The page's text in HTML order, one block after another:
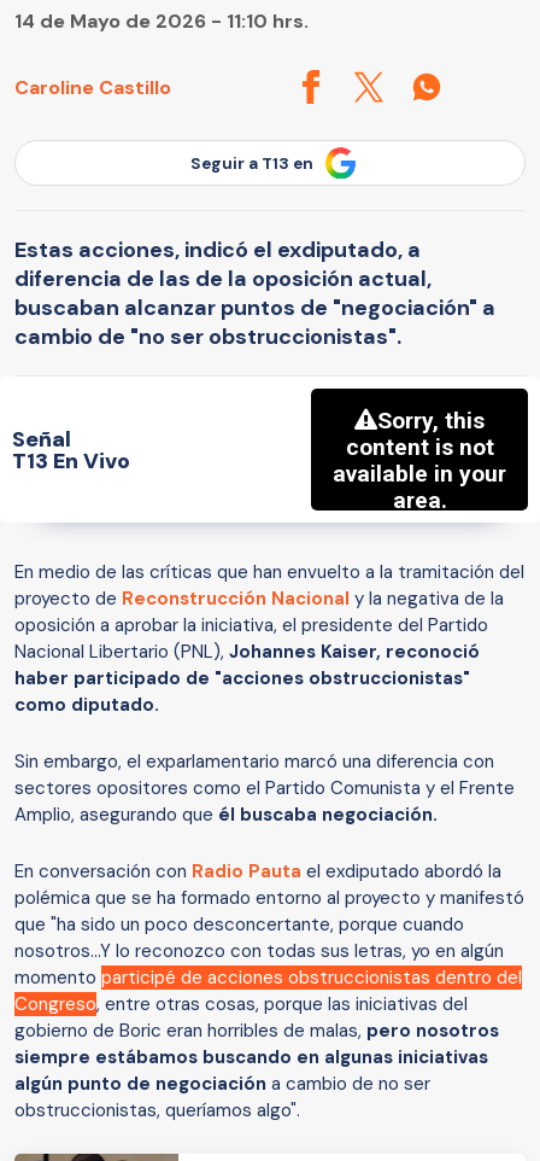
Caroline Castillo
14 de Mayo de 2026 - 11:10 hrs.
Seguir a T13 en
Estas acciones, indicó el exdiputado, a
diferencia de las de la oposición actual,
buscaban alcanzar puntos de "negociación" a
cambio de "no ser obstruccionistas".
Señal
T13 En Vivo
En medio de las críticas que han envuelto a la tramitación del
proyecto de Reconstrucción Nacional y la negativa de la
oposición a aprobar la iniciativa, el presidente del Partido
Nacional Libertario (PNL), Johannes Kaiser, reconoció
haber participado de "acciones obstruccionistas"
como diputado.
Sin embargo, el exparlamentario marcó una diferencia con
sectores opositores como el Partido Comunista y el Frente
Amplio, asegurando que él buscaba negociación.
En conversación con Radio Pauta el exdiputado abordó la
polémica que se ha formado entorno al proyecto y manifestó
que "ha sido un poco desconcertante, porque cuando
nosotros...Y lo reconozco con todas sus letras, yo en algún
momento participé de acciones obstruccionistas dentro del
Congreso, entre otras cosas, porque las iniciativas del
gobierno de Boric eran horribles de malas, pero nosotros
siempre estábamos buscando en algunas iniciativas
algún punto de negociación a cambio de no ser
obstruccionistas, queríamos algo".